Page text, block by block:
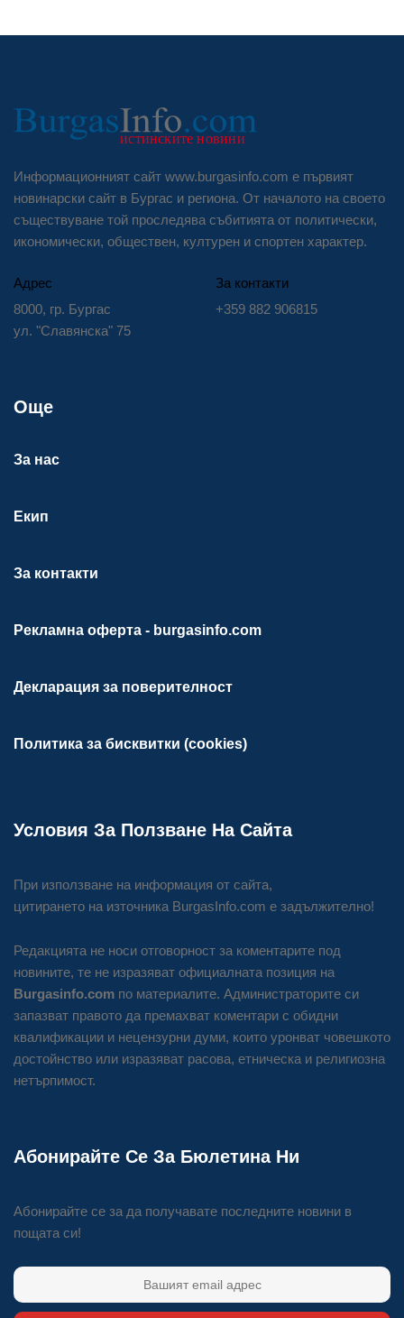
Информационният сайт www.burgasinfo.com е първият
новинарски сайт в Бургас и региона. От началото на своето
съществуване той проследява събитията от политически,
икономически, обществен, културен и спортен характер.
Адрес
8000, гр. Бургас
ул. "Славянска" 75
За контакти
+359 882 906815
Още
За нас
Екип
За контакти
Рекламна оферта - burgasinfo.com
Декларация за поверителност
Политика за бисквитки (cookies)
Условия За Ползване На Сайта
При използване на информация от сайта,
цитирането на източника BurgasInfo.com е задължително!
Редакцията не носи отговорност за коментарите под
новините, те не изразяват официалната позиция на
Burgasinfo.com по материалите. Администраторите си
запазват правото да премахват коментари с обидни
квалификации и нецензурни думи, които уронват човешкото
достойнство или изразяват расова, етническа и религиозна
нетърпимост.
Абонирайте Се За Бюлетина Ни
Абонирайте се за да получавате последните новини в
пощата си!